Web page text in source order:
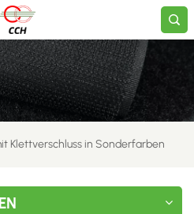
Klettverschluss in Sonderfarben